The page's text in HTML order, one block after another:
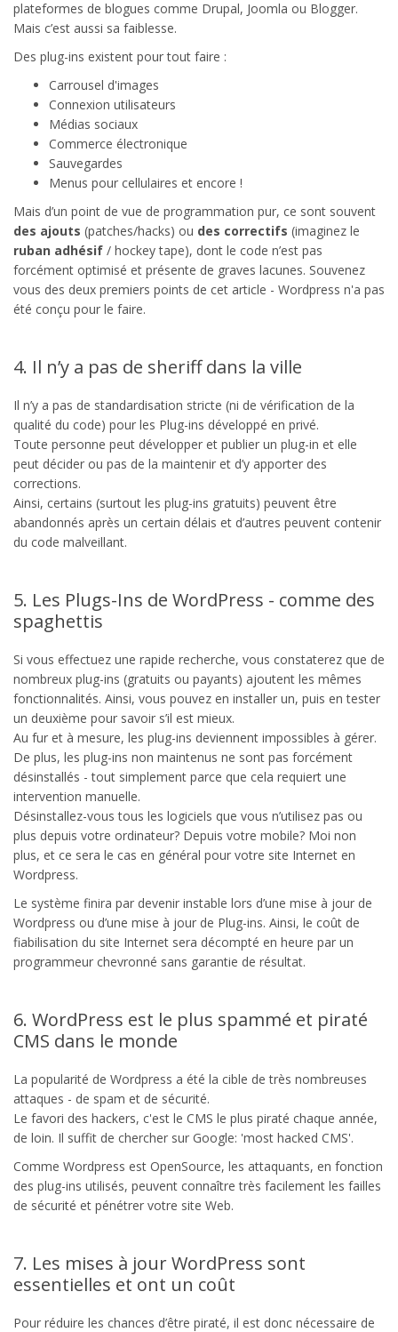
plateformes de blogues comme Drupal, Joomla ou Blogger.
Mais c’est aussi sa faiblesse.
Des plug-ins existent pour tout faire :
Carrousel d'images
Connexion utilisateurs
Médias sociaux
Commerce électronique
Sauvegardes
Menus pour cellulaires et encore !
Mais d’un point de vue de programmation pur, ce sont souvent
des ajouts (patches/hacks) ou des correctifs (imaginez le
ruban adhésif / hockey tape), dont le code n’est pas
forcément optimisé et présente de graves lacunes. Souvenez
vous des deux premiers points de cet article - Wordpress n'a pas
été conçu pour le faire.
4. Il n’y a pas de sheriff dans la ville
Il n’y a pas de standardisation stricte (ni de vérification de la
qualité du code) pour les Plug-ins développé en privé.
Toute personne peut développer et publier un plug-in et elle
peut décider ou pas de la maintenir et d’y apporter des
corrections.
Ainsi, certains (surtout les plug-ins gratuits) peuvent être
abandonnés après un certain délais et d’autres peuvent contenir
du code malveillant.
5. Les Plugs-Ins de WordPress - comme des
spaghettis
Si vous effectuez une rapide recherche, vous constaterez que de
nombreux plug-ins (gratuits ou payants) ajoutent les mêmes
fonctionnalités. Ainsi, vous pouvez en installer un, puis en tester
un deuxième pour savoir s’il est mieux.
Au fur et à mesure, les plug-ins deviennent impossibles à gérer.
De plus, les plug-ins non maintenus ne sont pas forcément
désinstallés - tout simplement parce que cela requiert une
intervention manuelle.
Désinstallez-vous tous les logiciels que vous n’utilisez pas ou
plus depuis votre ordinateur? Depuis votre mobile? Moi non
plus, et ce sera le cas en général pour votre site Internet en
Wordpress.
Le système finira par devenir instable lors d’une mise à jour de
Wordpress ou d’une mise à jour de Plug-ins. Ainsi, le coût de
fiabilisation du site Internet sera décompté en heure par un
programmeur chevronné sans garantie de résultat.
6. WordPress est le plus spammé et piraté
CMS dans le monde
La popularité de Wordpress a été la cible de très nombreuses
attaques - de spam et de sécurité.
Le favori des hackers, c'est le CMS le plus piraté chaque année,
de loin. Il suffit de chercher sur Google: 'most hacked CMS'.
Comme Wordpress est OpenSource, les attaquants, en fonction
des plug-ins utilisés, peuvent connaître très facilement les failles
de sécurité et pénétrer votre site Web.
7. Les mises à jour WordPress sont
essentielles et ont un coût
Pour réduire les chances d’être piraté, il est donc nécessaire de